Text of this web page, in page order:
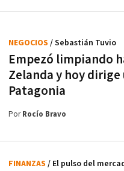
Empezó limpiando
Zelanda y hoy
Patagonia
NEGOCIOS / Sebastián Tuvio
PorRocío Bravo
FINANZAS / El pulso del